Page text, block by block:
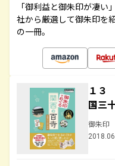
「御利益と御朱印が凄
社から厳選して御朱印を
の一冊。
１３
国三
御朱印